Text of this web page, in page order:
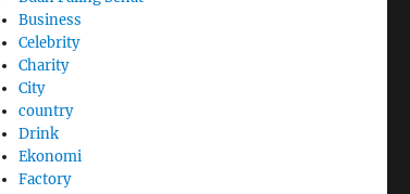
Business
Celebrity
Charity
City
country
Drink
Ekonomi
Factory